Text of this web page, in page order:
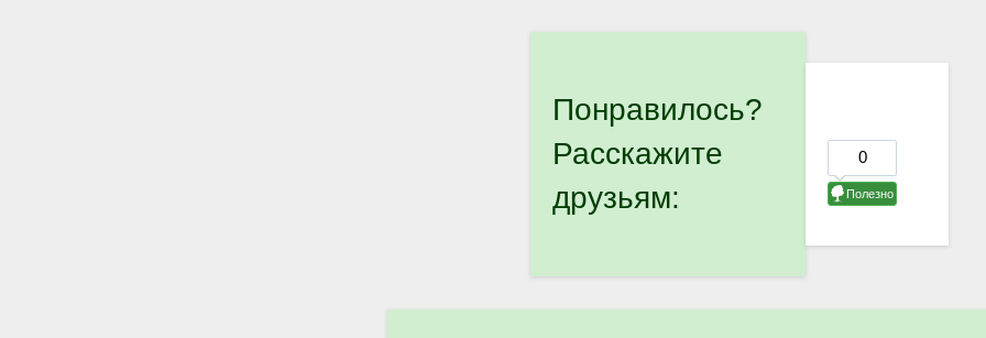
Понравилось?
Расскажите
друзьям: